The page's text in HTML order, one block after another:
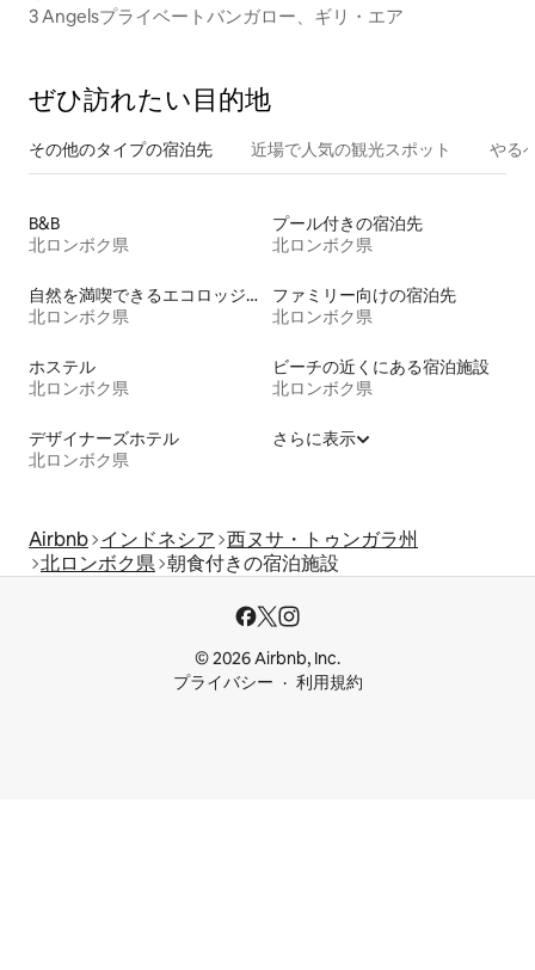
3 Angelsプライベートバンガロー、ギリ・エア
ぜひ訪⁠れ⁠た⁠い目⁠的⁠地
その他のタ⁠イ⁠プ⁠の宿⁠泊⁠先 近場で人気の観光スポット やる
B&B
北ロンボク県
プール付きの宿泊先
北ロンボク県
自然を満喫できるエコロッジの宿泊施設
北ロンボク県
ファミリー向けの宿泊先
北ロンボク県
ホステル
北ロンボク県
ビーチの近くにある宿泊施設
北ロンボク県
デザイナーズホテル
北ロンボク県
さらに表示
Airbnb インドネシア 西ヌサ・トゥンガラ州
北ロンボク県 朝食付きの宿泊施設
© 2026 Airbnb, Inc.
プライバシー
利用規約